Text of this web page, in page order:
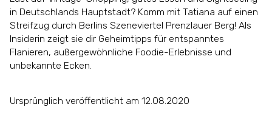
in Deutschlands Hauptstadt? Komm mit Tatiana auf einen
Streifzug durch Berlins Szeneviertel Prenzlauer Berg! Als
Insiderin zeigt sie dir Geheimtipps für entspanntes
Flanieren, außergewöhnliche Foodie-Erlebnisse und
unbekannte Ecken.
Ursprünglich veröffentlicht am 12.08.2020